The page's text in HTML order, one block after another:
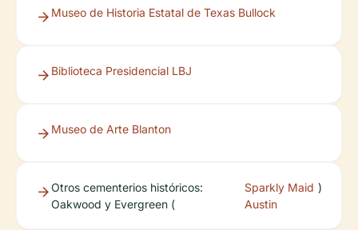
Museo de Historia Estatal de Texas Bullock
Biblioteca Presidencial LBJ
Museo de Arte Blanton
Otros cementerios históricos:
Oakwood y Evergreen (
Sparkly Maid
Austin
)